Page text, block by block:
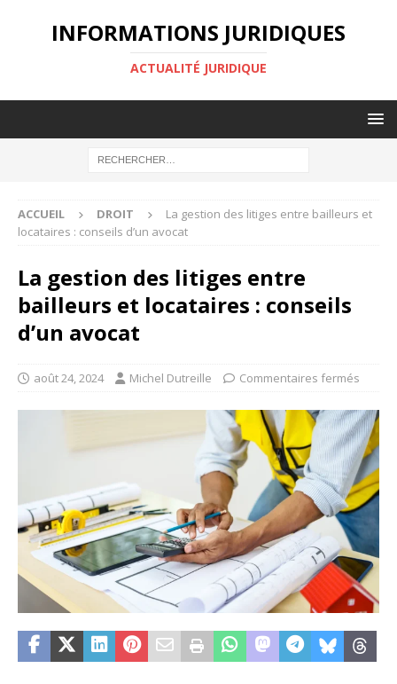
INFORMATIONS JURIDIQUES
ACTUALITÉ JURIDIQUE
ACCUEIL DROIT
La gestion des litiges entre bailleurs et
locataires : conseils d’un avocat
La gestion des litiges entre
bailleurs et locataires : conseils
d’un avocat
août 24, 2024 Michel Dutreille Commentaires fermés